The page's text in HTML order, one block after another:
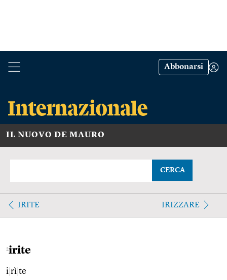
Abbonarsi
IL NUOVO DE MAURO
CERCA
IRITE IRIZZARE
2irite
i rì te